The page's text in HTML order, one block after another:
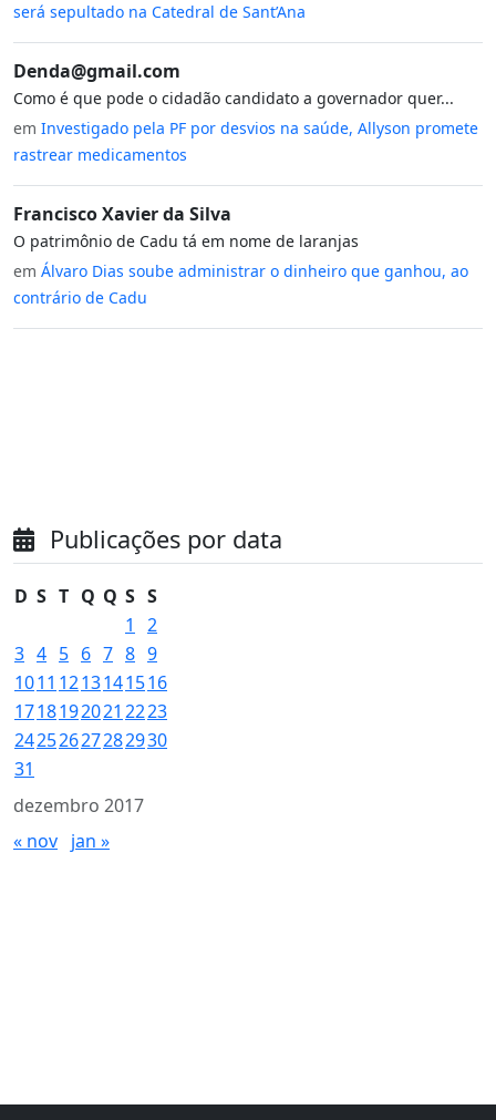
será sepultado na Catedral de Sant’Ana
Denda@gmail.com
Como é que pode o cidadão candidato a governador quer...
em Investigado pela PF por desvios na saúde, Allyson promete
rastrear medicamentos
Francisco Xavier da Silva
O patrimônio de Cadu tá em nome de laranjas
em Álvaro Dias soube administrar o dinheiro que ganhou, ao
contrário de Cadu
Publicações por data
dezembro 2017
D S T Q Q S S
1
2
3 4 5 6 7 8 9
1011 1213141516
1718192021 2223
24252627282930
31
« nov jan »